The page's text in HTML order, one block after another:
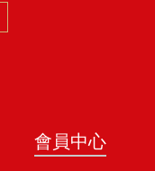
會員中心